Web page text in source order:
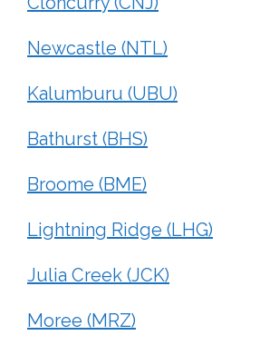
Newcastle (NTL)
Kalumburu (UBU)
Bathurst (BHS)
Broome (BME)
Lightning Ridge (LHG)
Julia Creek (JCK)
Moree (MRZ)